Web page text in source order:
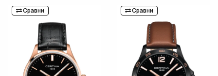
Сравни Сравни